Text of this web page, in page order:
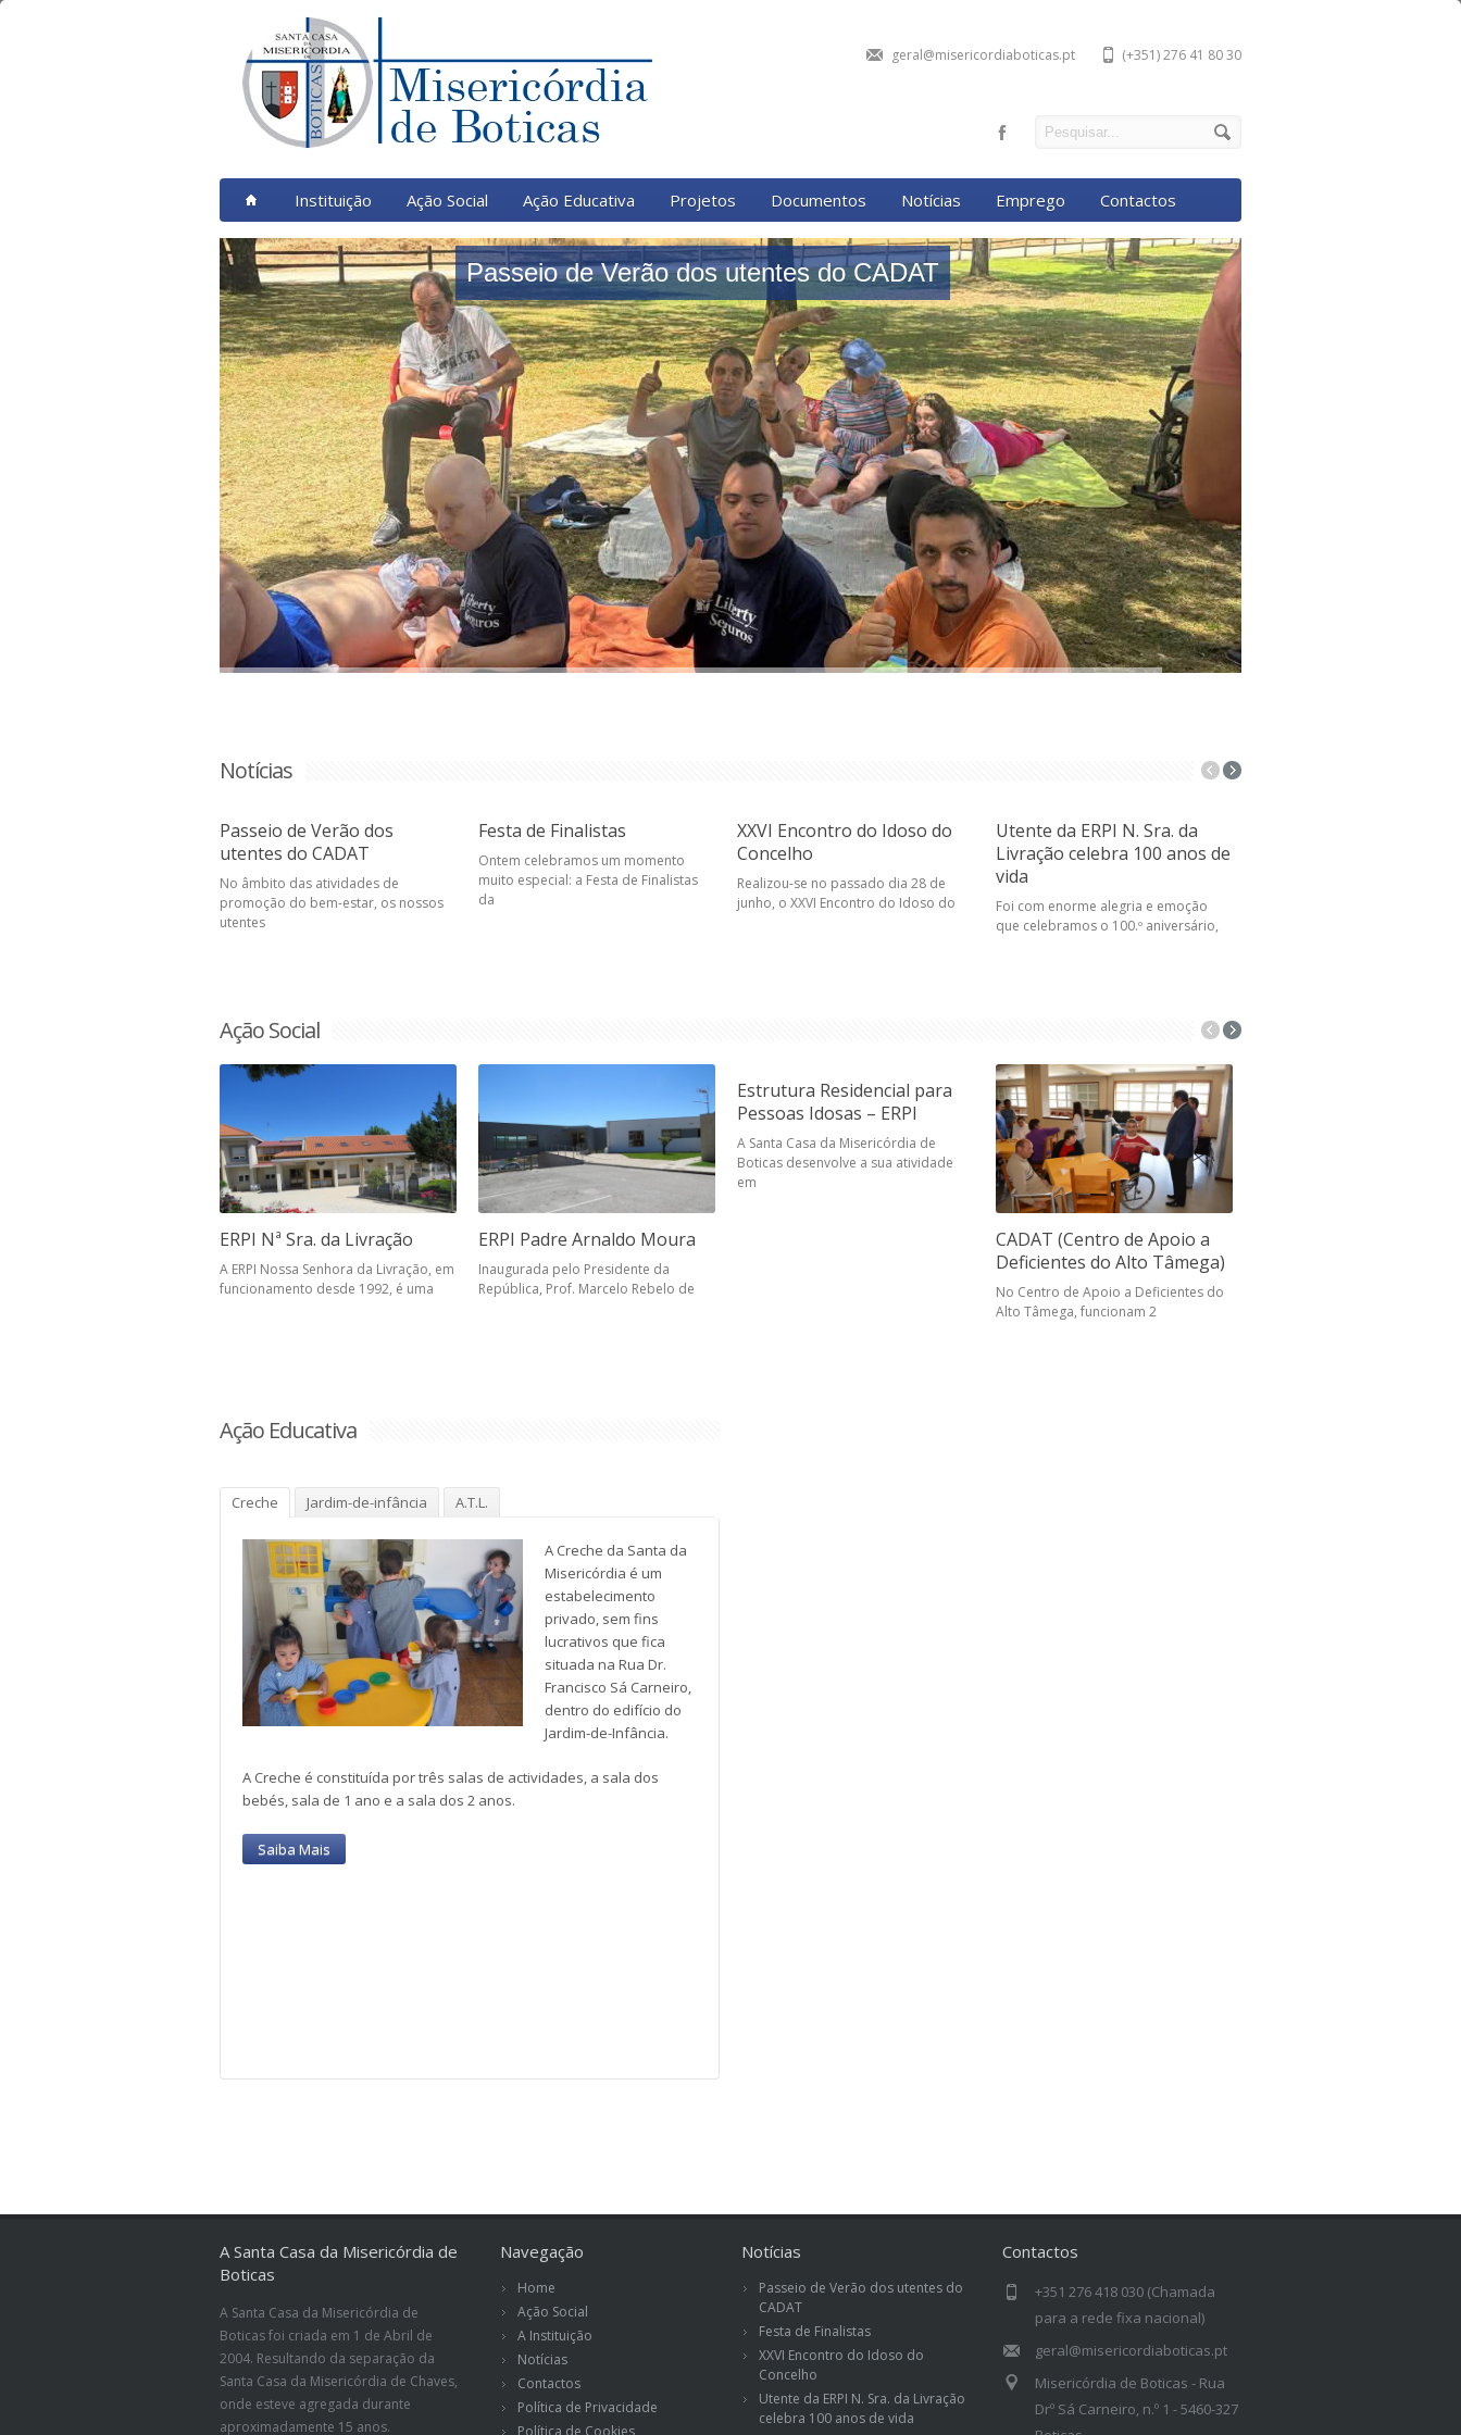
(+351) 276 41 80 30
geral@misericordiaboticas.pt
Instituição Ação Social Ação Educativa Projetos Documentos Notícias Emprego Contactos
Passeio de Verão dos utentes do CADAT
Notícias
Passeio de Verão dos
utentes do CADAT
No âmbito das atividades de
promoção do bem-estar, os nossos
utentes
Festa de Finalistas
Ontem celebramos um momento
muito especial: a Festa de Finalistas
da
XXVI Encontro do Idoso do
Concelho
Realizou-se no passado dia 28 de
junho, o XXVI Encontro do Idoso do
Utente da ERPI N. Sra. da
Livração celebra 100 anos de
vida
Foi com enorme alegria e emoção
que celebramos o 100.º aniversário,
Ação Social
ERPI Nª Sra. da Livração
A ERPI Nossa Senhora da Livração, em
funcionamento desde 1992, é uma
ERPI Padre Arnaldo Moura
Inaugurada pelo Presidente da
República, Prof. Marcelo Rebelo de
Estrutura Residencial para
Pessoas Idosas – ERPI
A Santa Casa da Misericórdia de
Boticas desenvolve a sua atividade
em
CADAT (Centro de Apoio a
Deficientes do Alto Tâmega)
No Centro de Apoio a Deficientes do
Alto Tâmega, funcionam 2
Ação Educativa
Creche Jardim-de-infância A.T.L.
A Creche da Santa da
Misericórdia é um
estabelecimento
privado, sem fins
lucrativos que fica
situada na Rua Dr.
Francisco Sá Carneiro,
dentro do edifício do
Jardim-de-Infância.
A Creche é constituída por três salas de actividades, a sala dos
bebés, sala de 1 ano e a sala dos 2 anos.
Saiba Mais
A Santa Casa da Misericórdia de
Boticas
A Santa Casa da Misericórdia de
Boticas foi criada em 1 de Abril de
2004. Resultando da separação da
Santa Casa da Misericórdia de Chaves,
onde esteve agregada durante
aproximadamente 15 anos.
Navegação
Home
Ação Social
A Instituição
Notícias
Contactos
Política de Privacidade
Notícias
Passeio de Verão dos utentes do
CADAT
Festa de Finalistas
XXVI Encontro do Idoso do
Concelho
Utente da ERPI N. Sra. da Livração
celebra 100 anos de vida
Contactos
+351 276 418 030 (Chamada
para a rede fixa nacional)
geral@misericordiaboticas.pt
Misericórdia de Boticas - Rua
Drº Sá Carneiro, n.º 1 - 5460-327